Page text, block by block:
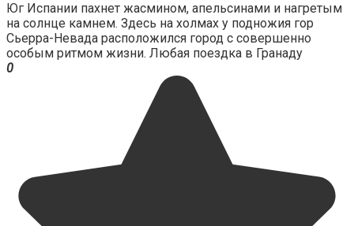
Юг Испании пахнет жасмином, апельсинами и нагретым
на солнце камнем. Здесь на холмах у подножия гор
Сьерра-Невада расположился город с совершенно
особым ритмом жизни. Любая поездка в Гранаду
0